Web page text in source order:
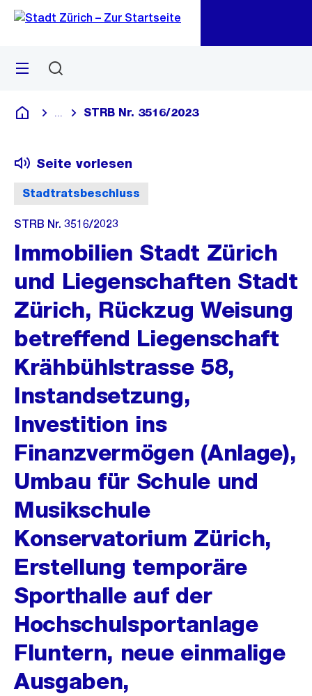
Navigation
Sprunglink
Menü
Deutsch
Blende alle Breadcrumbs ein
STRB Nr. 3516/2023
Stadtratsbeschluss
Seite vorlesen
STRB Nr. 3516/2023
Immobilien Stadt Zürich
und Liegenschaften Stadt
Zürich, Rückzug Weisung
betreffend Liegenschaft
Krähbühlstrasse 58,
Instandsetzung,
Investition ins
Finanzvermögen (Anlage),
Umbau für Schule und
Musikschule
Konservatorium Zürich,
Erstellung temporäre
Sporthalle auf der
Hochschulsportanlage
Fluntern, neue einmalige
Ausgaben,